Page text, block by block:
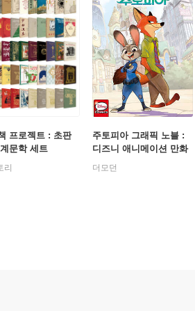
프로젝트 : 초판
문학 세트
리
주토피아 그래픽 노블 :
디즈니 애니메이션 만화
(한글판)
더모던